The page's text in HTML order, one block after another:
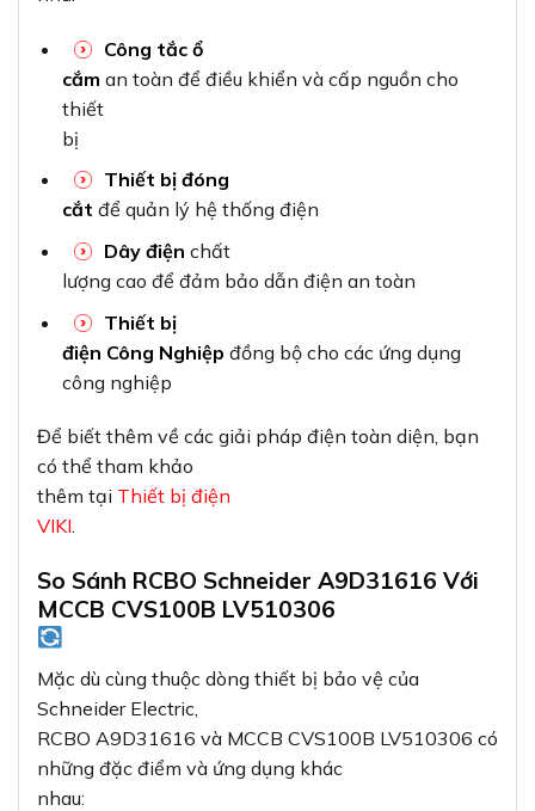
Công tắc ổ
cắm an toàn để điều khiển và cấp nguồn cho
thiết
bị
Thiết bị đóng
cắt để quản lý hệ thống điện
Dây điện chất
lượng cao để đảm bảo dẫn điện an toàn
Thiết bị
điện Công Nghiệp đồng bộ cho các ứng dụng
công nghiệp
Để biết thêm về các giải pháp điện toàn diện, bạn
có thể tham khảo
thêm tại Thiết bị điện
VIKI.
So Sánh RCBO Schneider A9D31616 Với
MCCB CVS100B LV510306
Mặc dù cùng thuộc dòng thiết bị bảo vệ của
Schneider Electric,
RCBO A9D31616 và MCCB CVS100B LV510306 có
những đặc điểm và ứng dụng khác
nhau: